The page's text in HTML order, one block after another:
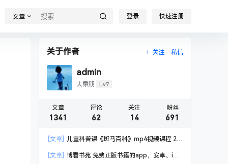
文章 登录 快速注册
关于作者 关注 私信
admin
大乘期 Lv7
文章
1341
评论
62
关注
14
粉丝
691
[文章]
儿童科普课《斑马百科》mp4视频课程 20
[文章]
博看书苑 免费正版书籍的app，安卓、iOS